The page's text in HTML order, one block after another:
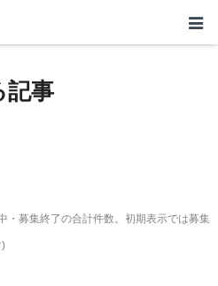
記事
・募集終了の合計件数。初期表示では募集
)